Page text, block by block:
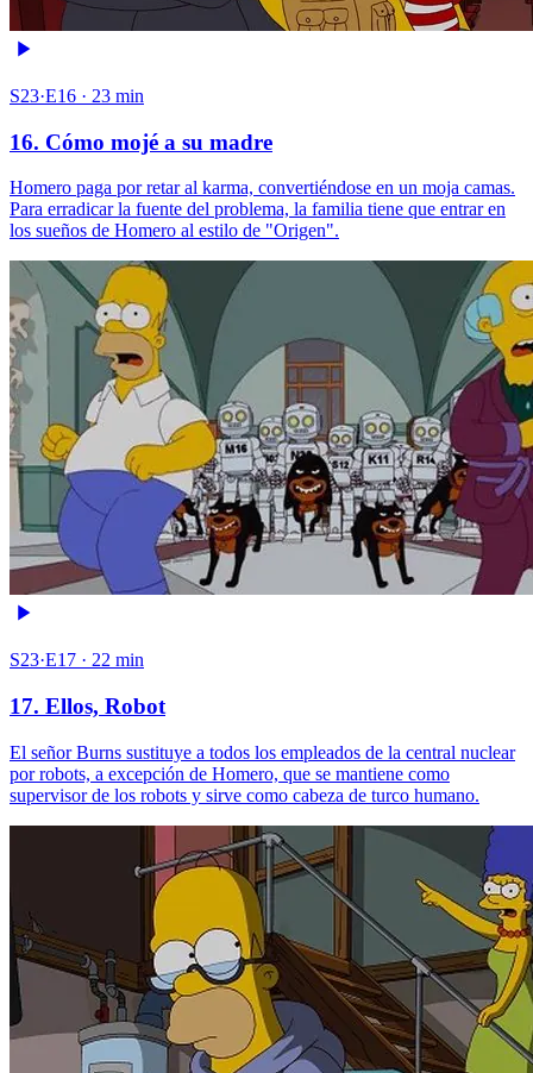
S23·E16 · 23 min
16. Cómo mojé a su madre
Homero paga por retar al karma, convertiéndose en un moja camas.
Para erradicar la fuente del problema, la familia tiene que entrar en
los sueños de Homero al estilo de "Origen".
S23·E17 · 22 min
17. Ellos, Robot
El señor Burns sustituye a todos los empleados de la central nuclear
por robots, a excepción de Homero, que se mantiene como
supervisor de los robots y sirve como cabeza de turco humano.